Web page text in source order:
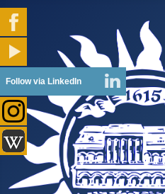
Follow via LinkedIn